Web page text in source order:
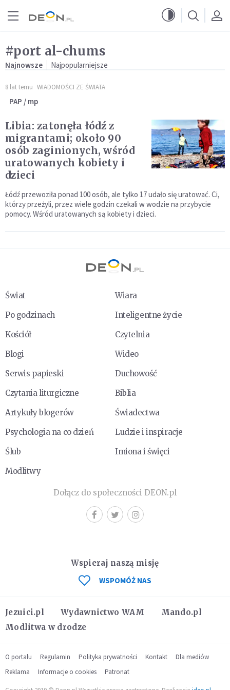
#port al-chums
Najnowsze Najpopularniejsze
8 lat temu WIADOMOŚCI ZE ŚWIATA
PAP / mp
Libia: zatonęła łódź z
migrantami; około 90
osób zaginionych, wśród
uratowanych kobiety i
dzieci
Łódź przewoziła ponad 100 osób, ale tylko 17 udało się uratować. Ci,
którzy przeżyli, przez wiele godzin czekali w wodzie na przybycie
pomocy. Wśród uratowanych są kobiety i dzieci.
Świat
Wiara
Po godzinach
Inteligentne życie
Kościół
Czytelnia
Blogi
Wideo
Serwis papieski
Duchowość
Czytania liturgiczne
Biblia
Artykuły blogerów
Świadectwa
Psychologia na co dzień
Ludzie i inspiracje
Ślub
Imiona i święci
Modlitwy
Dołącz do społeczności DEON.pl
Jezuici.pl Wydawnictwo WAM
Mando.pl
Modlitwa w drodze
Wspieraj naszą misję
WSPOMÓŻ NAS
O portalu Regulamin Polityka prywatności Kontakt
Dla mediów
Reklama
Informacje o cookies Patronat